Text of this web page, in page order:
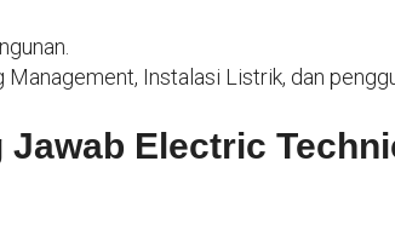
Instalasi Listrik, dan
Jawab Electric